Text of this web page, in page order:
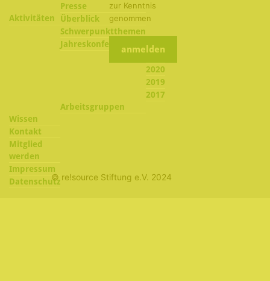
Presse
Aktivitäten
Überblick
Schwerpunktthemen
Jahreskonferenzen
2022
2020
2019
2017
Arbeitsgruppen
Wissen
Kontakt
Mitglied
werden
Impressum
Datenschutz
zur Kenntnis
genommen
© re!source Stiftung e.V. 2024